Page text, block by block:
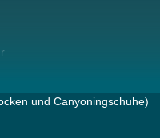
und Canyoningschuhe)